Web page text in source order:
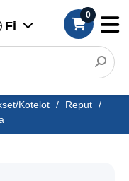
Fi
0
Kotelot / Reput /